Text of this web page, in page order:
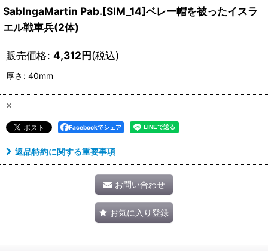
SabIngaMartin Pab.[SIM_14]ベレー帽を被ったイスラ
エル戦車兵(2体)
販売価格: 4,312円(税込)
厚さ : 40mm
×
Facebookでシェア
返品特約に関する重要事項
お問い合わせ
お気に入り登録